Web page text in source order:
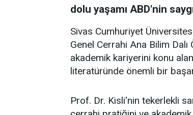
dolu yaşamı ABD'nin
Sivas Cumhuriyet
Genel Cerrahi Ana Bilim
akademik kariyerini konu
literatüründe önemli bir
Prof. Dr. Kisli'nin tekerlekli